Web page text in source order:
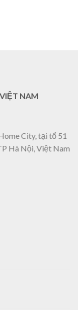
NAM
City, tại tổ 51
Hà Nội, Việt Nam